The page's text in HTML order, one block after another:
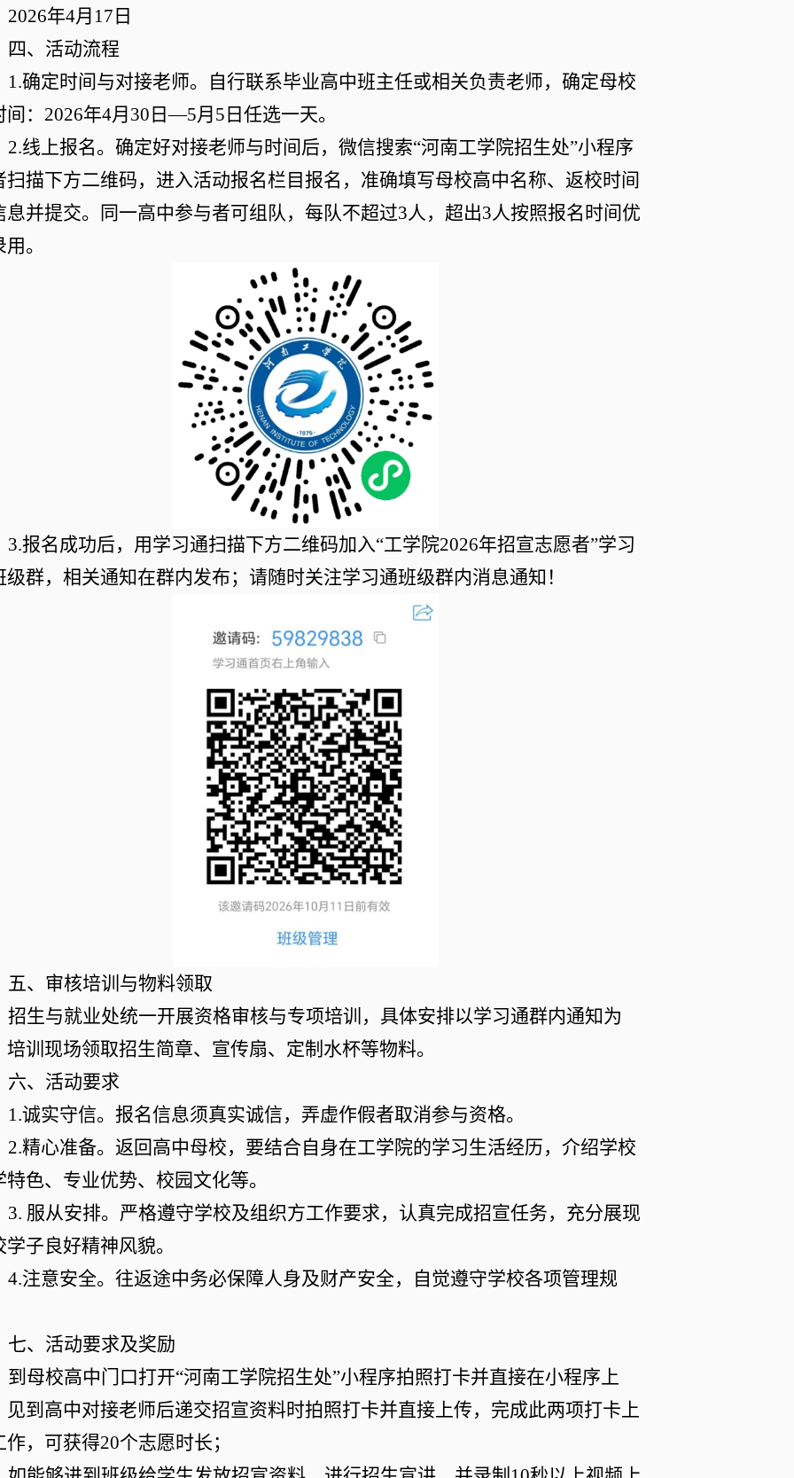
2026年4月17日
四、活动流程
1.确定时间与对接老师。自行联系毕业高中班主任或相关负责老师，确定母校
间 ： 2026年4月 30 日—5月 5 日任选一天。
2.线上报名。 确定好对接老师与时间后， 微信搜索“河南工学院招生处”小程序
扫描下方二维码，进入活动报名栏目报名，准确填写母校高中名称、返校时间
息并提交。同一高中参与者可组队，每队不超过3人 ， 超出3人按照报名时间优
用 。
3.报名成功后， 用学习通扫描下方二维码加入“工学院2026年招宣志愿者”学习
级群，相关通知在群内发布； 请随时关注学习通班级群内消息通知！
五、审核培训与物料领取
招生与就业处统一开展资格审核与专项培训，具体安排以学习通群内通知为
培训现场领取招生简章、宣传扇、定制水杯等物料。
六、活动要求
1.诚实守信。报名信息须真实诚信，弄虚作假者取消参与资格。
2.精心准备。返回高中母校，要结合自身在工学院的学习生活经历，介绍学校
特色、专业优势、校园文化等。
3. 服从安排。严格遵守学校及组织方工作要求，认真完成招宣任务，充分展现
学子良好精神风貌。
4.注意安全。往返途中务必保障人身及财产安全，自觉遵守学校各项管理规
七、活动要求及奖励
到母校高中门口打开“河南工学院招生处”小程序拍照打卡并直接在小程序上
见到高中对接老师后递交招宣资料时拍照打卡并直接上传，完成此两项打卡上
作，可获得20个志愿时长；